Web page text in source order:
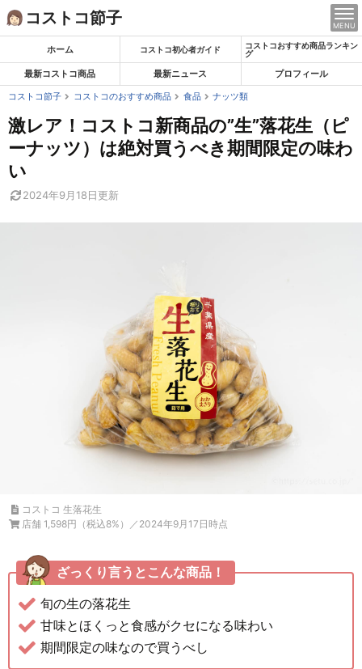
Skip
to
コストコ節子 MENU
ホーム コストコ初心者ガイド
コストコおすすめ商品ランキン
グ
最新コストコ商品 最新ニュース
プロフィール
コストコ節子
コストコのおすすめ商品 食品 ナッツ類
激レア！コストコ新商品の”生”落花生（ピ
ーナッツ）は絶対買うべき期間限定の味わ
い
2024年9月18日更新
コストコ 生落花生
店舗 1,598円（税込8%）／2024年9月17日時点
ざっくり言うとこんな商品！
旬の生の落花生
甘味とほくっと食感がクセになる味わい
期間限定の味なので買うべし